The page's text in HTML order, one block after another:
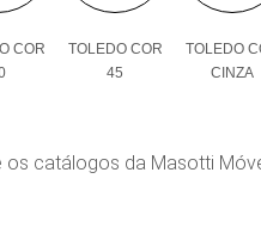
COR
TOLEDO COR
45
TOLEDO
CINZA
os catálogos da Masotti